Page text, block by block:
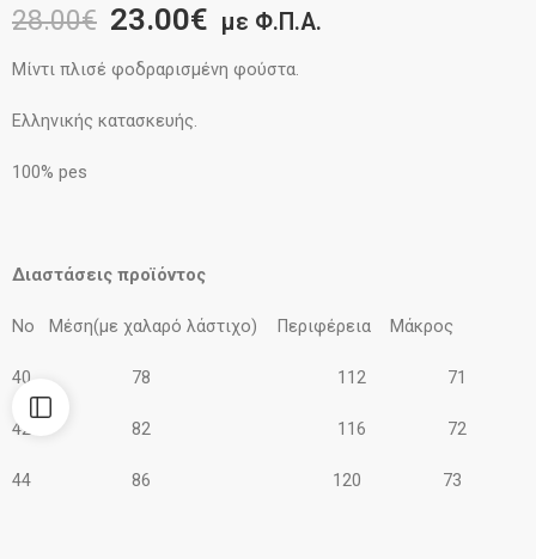
28.00€ 23.00€ με Φ.Π.Α.
Μίντι πλισέ φοδραρισμένη φούστα.
Ελληνικής κατασκευής.
100% pes
Διαστάσεις προϊόντος
Νο Μέση(με χαλαρό λάστιχο) Περιφέρεια Μάκρος
40 78 112 71
42 82 116 72
44 86 120 73